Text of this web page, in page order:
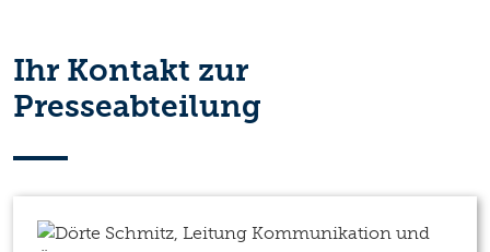
Ihr Kontakt zur
Presseabteilung